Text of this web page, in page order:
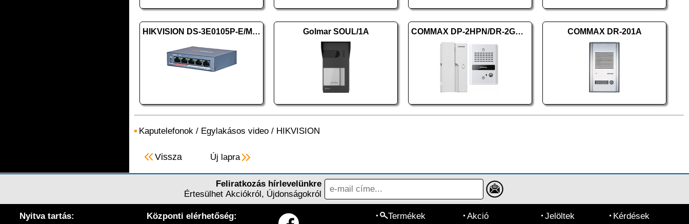
HIKVISION DS-3E0105P-E/M (B) Golmar SOUL/1A COMMAX DP-2HPN/DR-2GNR (HKO) COMMAX DR-201A
Kaputelefonok / Egylakásos video / HIKVISION
Vissza Új lapra
Feliratkozás hírlevelünkre
Értesülhet Akciókról, Újdonságokról
Nyitva tartás: Központi elérhetőség: Termékek Akció Jelöltek Kérdések